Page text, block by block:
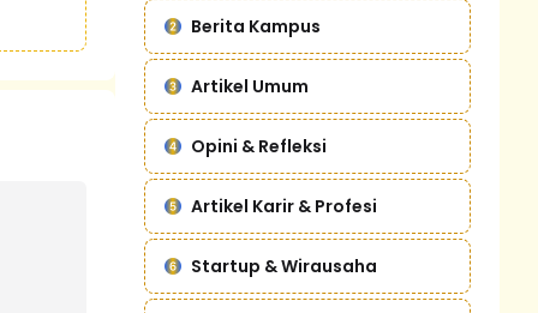
Berita Kampus
Artikel Umum
Opini & Refleksi
Artikel Karir & Profesi
Startup & Wirausaha